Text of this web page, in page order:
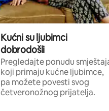
Kućni su ljubimci
dobrodošli
Pregledajte ponudu
koji primaju kućne ljubimce,
pa možete povesti svog
četveronožnog prijatelja.